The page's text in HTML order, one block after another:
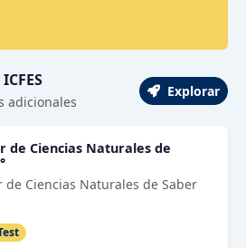
adicionales
Explorar
de Ciencias Naturales de
de Ciencias Naturales de Saber